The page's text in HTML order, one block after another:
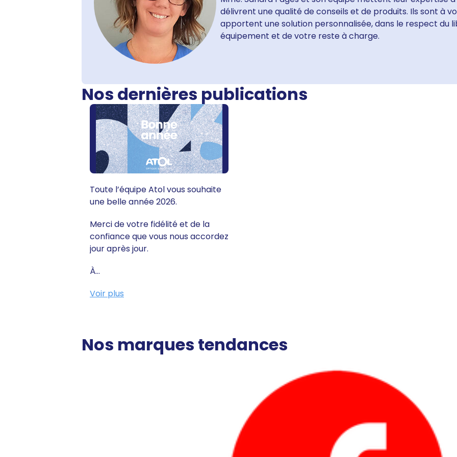
délivrent une qualité de conseils et de produits. Ils sont à
apportent une solution personnalisée, dans le respect du
équipement et de votre reste à charge.
Nos dernières publications
Toute l’équipe Atol vous souhaite
une belle année 2026.
Merci de votre fidélité et de la
confiance que vous nous accordez
jour après jour.
À...
Voir plus
Nos marques tendances